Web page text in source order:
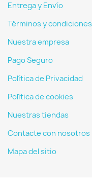
Entrega y Envío
Términos y condiciones
Nuestra empresa
Pago Seguro
Política de Privacidad
Política de cookies
Nuestras tiendas
Contacte con nosotros
Mapa del sitio